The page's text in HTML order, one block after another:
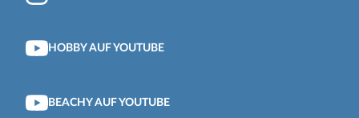
HOBBY AUF YOUTUBE
BEACHY AUF YOUTUBE